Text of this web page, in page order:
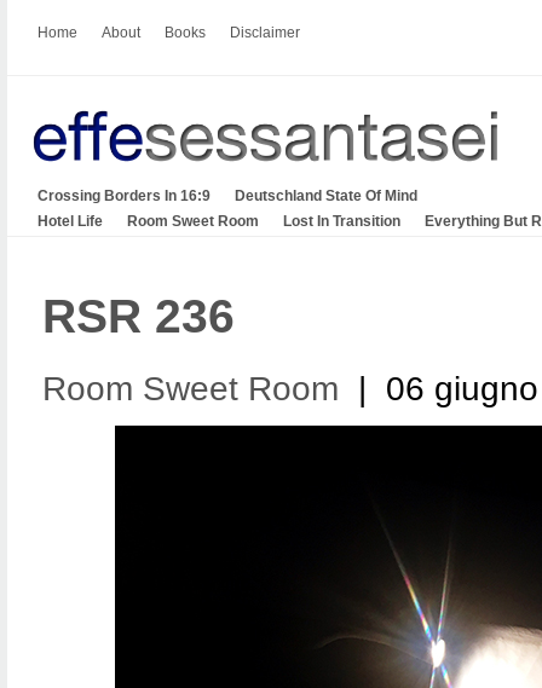
Home About Books Disclaimer
Crossing Borders In 16:9
Deutschland State Of Mind
Hotel Life
Room Sweet Room Lost In Transition Everything But
RSR 236
Room Sweet Room | 06